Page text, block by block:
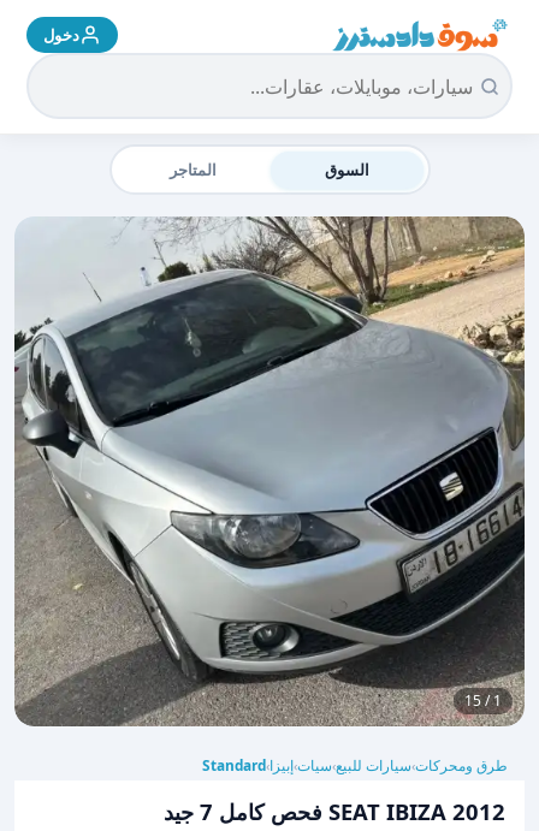
سوق دادسترز الرئيسية دخول
السوق المتاجر
1 / 15
طرق ومحركات›سيارات للبيع›سيات›إبيزا›
Standard
SEAT IBIZA 2012 فحص كامل 7 جيد